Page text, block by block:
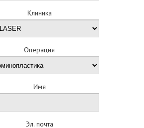
Клиника
Операция
Имя
Эл. почта